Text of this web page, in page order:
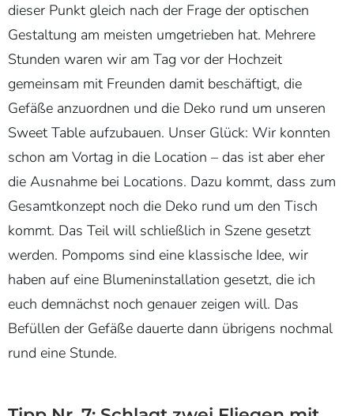
dieser Punkt gleich nach der Frage der optischen
Gestaltung am meisten umgetrieben hat. Mehrere
Stunden waren wir am Tag vor der Hochzeit
gemeinsam mit Freunden damit beschäftigt, die
Gefäße anzuordnen und die Deko rund um unseren
Sweet Table aufzubauen. Unser Glück: Wir konnten
schon am Vortag in die Location – das ist aber eher
die Ausnahme bei Locations. Dazu kommt, dass zum
Gesamtkonzept noch die Deko rund um den Tisch
kommt. Das Teil will schließlich in Szene gesetzt
werden. Pompoms sind eine klassische Idee, wir
haben auf eine Blumeninstallation gesetzt, die ich
euch demnächst noch genauer zeigen will. Das
Befüllen der Gefäße dauerte dann übrigens nochmal
rund eine Stunde.